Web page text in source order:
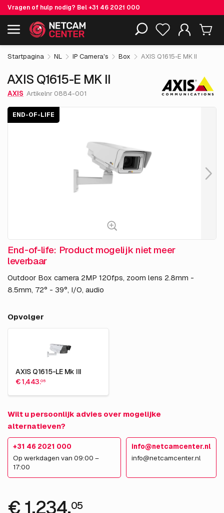
Vragen of hulp nodig? Bel+31 46 2021 000
Inclusief EOL-producten
AXIS Q1615-E MK II € 1,234. 05
excl. BTW
Startpagina NL IP Camera's Box AXIS Q1615-E MK II
AXIS Q1615-E MK II
AXIS Artikelnr 0884-001
END-OF-LIFE
End-of-life: Product mogelijk niet meer
leverbaar
Outdoor Box camera 2MP 120fps, zoom lens 2.8mm -
8.5mm, 72° - 39°, I/O, audio
Opvolger
AXIS Q1615-LE Mk III
€ 1,443.05
Wilt u persoonlijk advies over mogelijke
alternatieven?
+31 46 2021 000
Op werkdagen van 09:00 –
17:00
info@netcamcenter.nl
info@netcamcenter.nl
€ 1,234.05